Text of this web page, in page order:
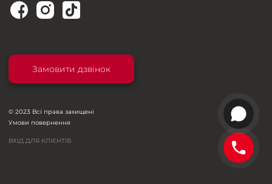
Замовити дзвінок
© 2023 Всі права захищені
Умови повернення
ВХІД ДЛЯ КЛІЄНТІВ